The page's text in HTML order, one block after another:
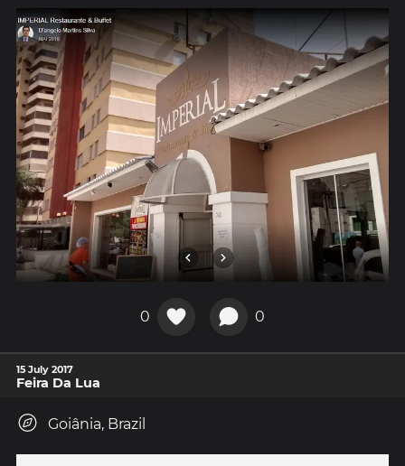
0 0
15 July 2017
Feira Da Lua
Goiânia, Brazil